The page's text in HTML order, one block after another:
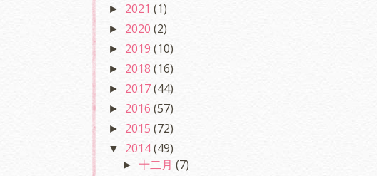
► 2021 (1)
► 2020 (2)
► 2019 (10)
► 2018 (16)
► 2017(44)
► 2016 (57)
► 2015 (72)
▼ 2014(49)
►十二月(7)